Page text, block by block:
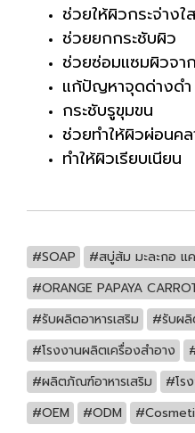
ช่วยให้ผิวกระจ่างใส
ช่วยยกกระชับผิว
ช่วยซ่อมแซมผิวจา
แก้ปัญหาจุดด่างดำ
กระชับรูขุมขน
ช่วยทำให้ผิวผ่อนค
ทำให้ผิวเรียบเนียน
#SOAP
#สบู่ส้ม มะละกอ แ
#ORANGE PAPAYA
#รับผลิตอาหารเสริม
#รับผ
#โรงงานผลิตเครื่องสำอาง
#ผลิตภัณฑ์อาหารเสริม
#โร
#OEM
#ODM